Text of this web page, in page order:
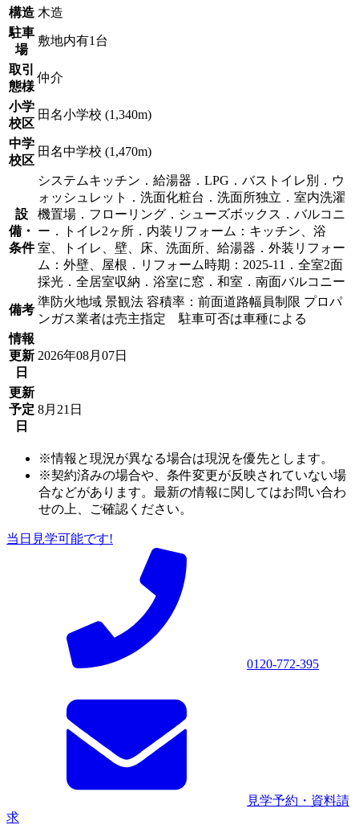
構造 木造
駐車
場
敷地内有1台
取引
態様
仲介
小学
校区
田名小学校 (1,340m)
中学
校区
田名中学校 (1,470m)
設
備・
条件
システムキッチン．給湯器．LPG．バストイレ別．ウ
ォッシュレット．洗面化粧台．洗面所独立．室内洗濯
機置場．フローリング．シューズボックス．バルコニ
ー．トイレ2ヶ所．内装リフォーム：キッチン、浴
室、トイレ、壁、床、洗面所、給湯器．外装リフォー
ム：外壁、屋根．リフォーム時期：2025-11．全室2面
採光．全居室収納．浴室に窓．和室．南面バルコニー
備考
準防火地域 景観法 容積率：前面道路幅員制限 プロパ
ンガス業者は売主指定 駐車可否は車種による
情報
更新
日
2026年08月07日
更新
予定
日
8月21日
※情報と現況が異なる場合は現況を優先とします。
※契約済みの場合や、条件変更が反映されていない場
合などがあります。最新の情報に関してはお問い合わ
せの上、ご確認ください。
当日見学可能です!
0120-772-395
見学予約・資料請
求